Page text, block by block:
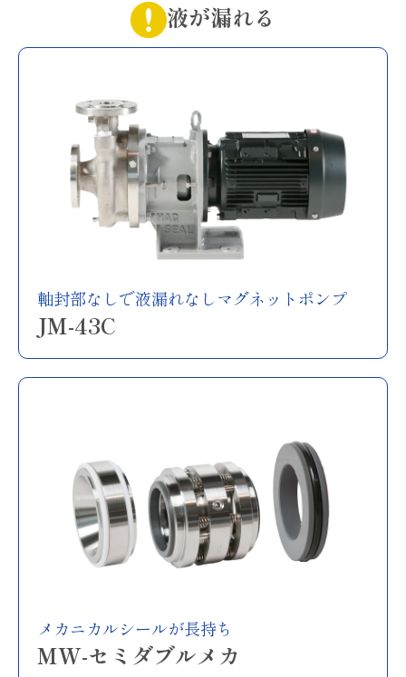
液が漏れる
軸封部なしで液漏れなしマグネットポンプ
JM-43C
メカニカルシールが長持ち
MW-セミダブルメカ